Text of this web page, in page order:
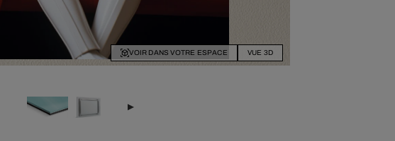
VOIR DANS VOTRE ESPACE VUE 3D